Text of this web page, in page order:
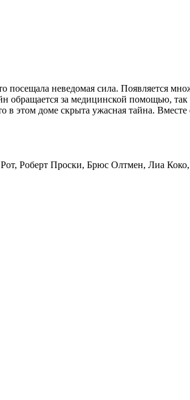
посещала неведомая сила. Появляется
обращается за медицинской помощью,
в этом доме скрыта ужасная тайна.
Роберт Проски, Брюс Олтмен, Лиа